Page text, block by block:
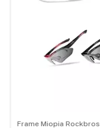
Frame Miopia Rockbros